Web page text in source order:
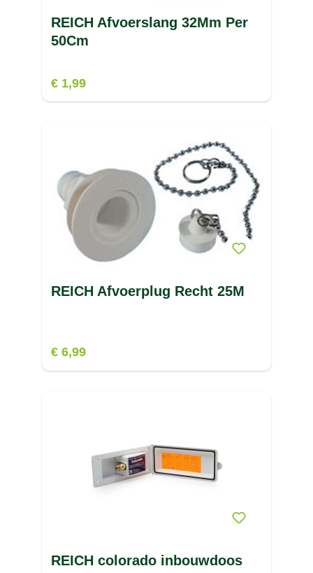
REICH Afvoerslang 32Mm Per
50Cm
€ 1,99
REICH Afvoerplug Recht 25M
€ 6,99
REICH colorado inbouwdoos